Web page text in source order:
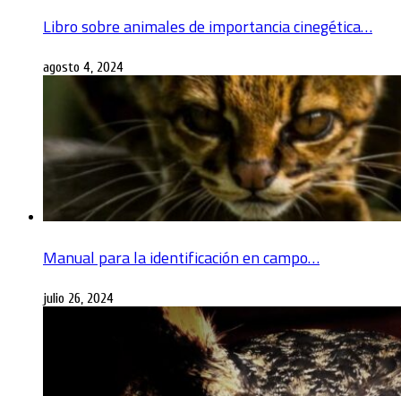
Libro sobre animales de importancia cinegética…
agosto 4, 2024
Manual para la identificación en campo…
julio 26, 2024